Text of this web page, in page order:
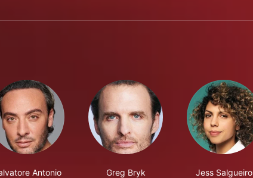
Antonio Greg Bryk Jess Salgueiro